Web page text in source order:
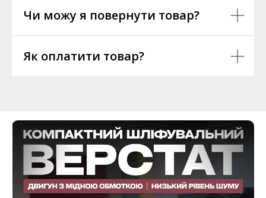
Чи можу я повернути товар?
Як оплатити товар?